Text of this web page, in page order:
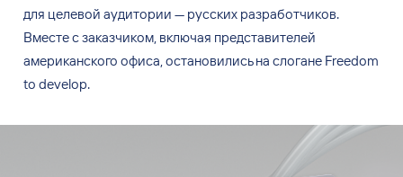
для целевой аудитории — русских разработчиков.
Вместе сзаказчиком, включая представителей
американского офиса, остановились на слогане Freedom
to develop.